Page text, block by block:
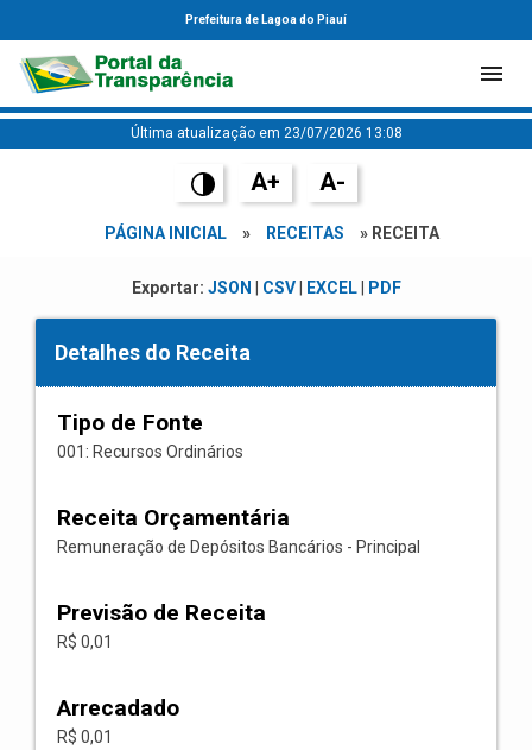
Prefeitura de Lagoa do Piauí
Última atualização em 23/07/2026 13:08
A+ A-
PÁGINA INICIAL » RECEITAS » RECEITA
Exportar: JSON CSV| EXCEL| PDF
Detalhes do Receita
Tipo de Fonte
001: Recursos Ordinários
Receita Orçamentária
Remuneração de Depósitos Bancários - Principal
Previsão de Receita
R$ 0,01
Arrecadado
R$ 0,01